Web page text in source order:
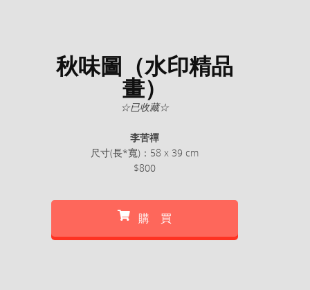
秋味圖（水印精品
畫）
☆已收藏☆
李苦禪
尺寸(長*寬)：58 x 39 cm
$800
購 買